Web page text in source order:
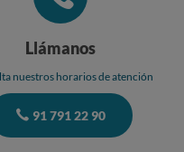
Llámanos
nuestros horarios de atención
91 791 22 90